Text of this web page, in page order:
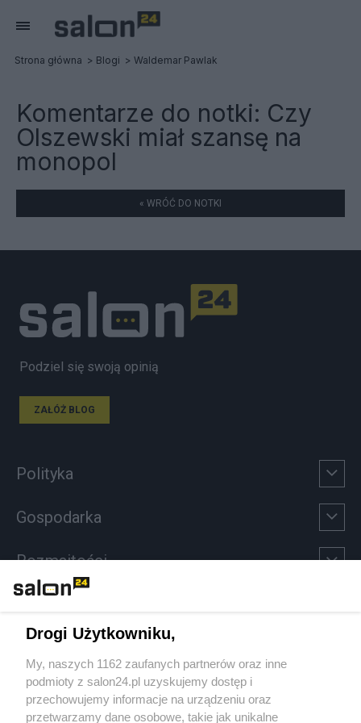
Strona główna Blogi Waldemar Pawlak
Komentarze do notki: Czy
Olszewski miał szansę na
monopol
« WRÓĆ DO NOTKI
Podziel się swoją opinią
ZAŁÓŻ BLOG
Polityka
Gospodarka
Rozmaitości
Sport
Społeczeństwo
Drogi Użytkowniku,
My, naszych 1162 zaufanych partnerów oraz inne
podmioty z salon24.pl uzyskujemy dostęp i
przechowujemy informacje na urządzeniu oraz
przetwarzamy dane osobowe, takie jak unikalne